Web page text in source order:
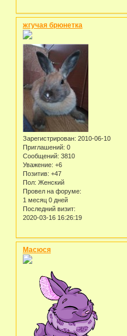
жгучая брюнетка
Зарегистрирован: 2010-06-10
Приглашений: 0
Сообщений: 3810
Уважение: +6
Позитив: +47
Пол: Женский
Провел на форуме:
1 месяц 0 дней
Последний визит:
2020-03-16 16:26:19
Масюся